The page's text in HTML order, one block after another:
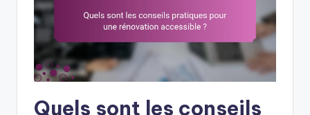
Quels sont les conseils